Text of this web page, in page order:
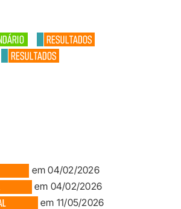
em 04/02/2026
em 04/02/2026
em 11/05/2026